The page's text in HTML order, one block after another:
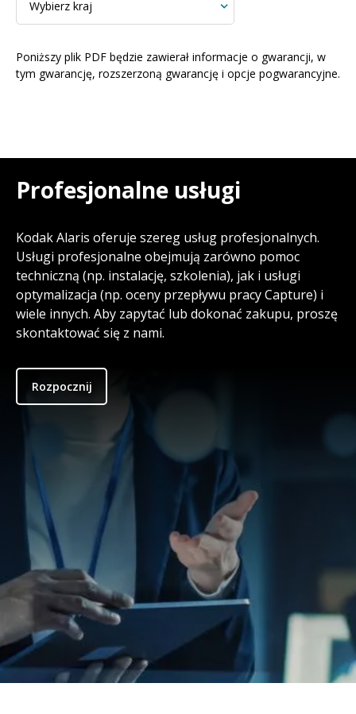
Poniższy plik PDF będzie zawierał informacje o gwarancji, w
tym gwarancję, rozszerzoną gwarancję i opcje pogwarancyjne.
Profesjonalne usługi
Kodak Alaris oferuje szereg usług profesjonalnych.
Usługi profesjonalne obejmują zarówno pomoc
techniczną (np. instalację, szkolenia), jak i usługi
optymalizacja (np. oceny przepływu pracy Capture) i
wiele innych. Aby zapytać lub dokonać zakupu, proszę
skontaktować się z nami.
Rozpocznij